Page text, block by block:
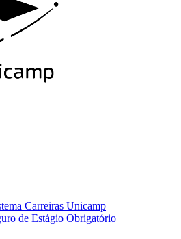
Carreiras Unicamp
de Estágio Obrigatório